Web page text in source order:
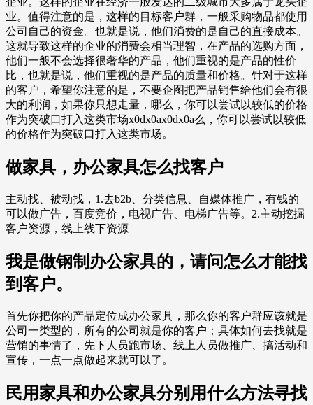
业。值得注意的是，这样的目标客户群，一般采购物品都使用
公司自己的资金。也就是说，他们消费的是自己的直接成本。
这就导致这样的企业的消费会相当理智，在产品的选购方面，
他们一般不会选择很奢华的产品，他们重视的是产品的性价
比，也就是说，他们重视的是产品的质量和价格。针对于这样
的客户，希望你注意的是，不要企图把产品销售给他们会有很
大的利润，如果你只想走量，哪么，你可以尝试以较低的价格
作为突破口打入这类市场x0dx0ax0dx0a么，你可以尝试以较低
的价格作为突破口打入这类市场。
做家具，办公家具怎么找客户
主动找、被动找，1.去b2b、分类信息、自媒体推广，有钱的
可以做广告，百度竞价，电视广告、电梯广告等。2.主动挖掘
客户资源，线上线下资源
我是做钢制办公家具的，请问怎么才能找
到客户。
首先你把你的产品定位成办公家具，那么你的客户群应该就是
公司一类型的，所有的公司就是你的客户；具体如何去找就是
营销的事情了，先下人员跑市场、线上人员做推广、搞活动和
宣传，一点一点做起来就可以了。
民用家具和办公家具分别用什么方法寻找